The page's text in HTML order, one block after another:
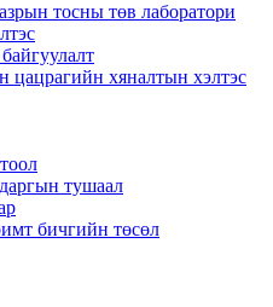
тосны төв лаборатори
цацрагийн хяналтын хэлтэс
тушаал
бичгийн төсөл